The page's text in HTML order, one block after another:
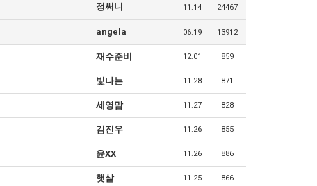
정써니 11.14 24467
angela 06.19 13912
재수준비 12.01 859
빛나는 11.28 871
세영맘 11.27 828
김진우 11.26 855
윤XX 11.26 886
햇살 11.25 866